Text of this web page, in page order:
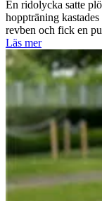
En ridolycka satte
hoppträning
revben och fick en
Läs mer